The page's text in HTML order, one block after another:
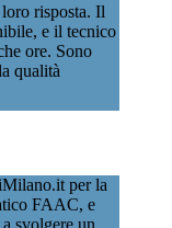
risposta. Il
e il tecnico
ore. Sono
qualità
per la
FAAC, e